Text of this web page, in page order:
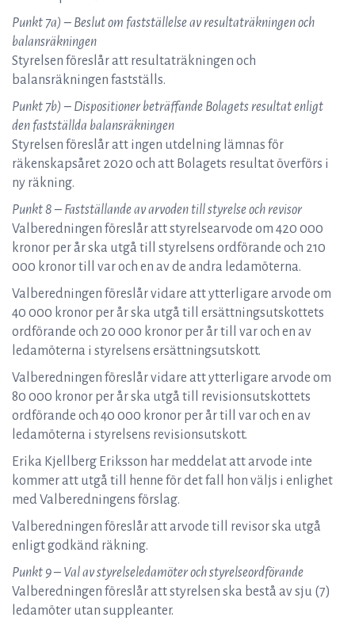
Punkt 7a) – Beslut om fastställelse av resultaträkningen och
balansräkningen
Styrelsen föreslår att resultaträkningen och
balansräkningen fastställs.
Punkt 7b) – Dispositioner beträffande Bolagets resultat enligt
den fastställda balansräkningen
Styrelsen föreslår att ingen utdelning lämnas för
räkenskapsåret 2020 och att Bolagets resultat överförs i
ny räkning.
Punkt 8 – Fastställande av arvoden till styrelse och revisor
Valberedningen föreslår att styrelsearvode om 420 000
kronor per år ska utgå till styrelsens ordförande och 210
000 kronor till var och en av de andra ledamöterna.
Valberedningen föreslår vidare att ytterligare arvode om
40 000 kronor per år ska utgå till ersättningsutskottets
ordförande och 20 000 kronor per år till var och en av
ledamöterna i styrelsens ersättningsutskott.
Valberedningen föreslår vidare att ytterligare arvode om
80 000 kronor per år ska utgå till revisionsutskottets
ordförande och 40 000 kronor per år till var och en av
ledamöterna i styrelsens revisionsutskott.
Erika Kjellberg Eriksson har meddelat att arvode inte
kommer att utgå till henne för det fall hon väljs i enlighet
med Valberedningens förslag.
Valberedningen föreslår att arvode till revisor ska utgå
enligt godkänd räkning.
Punkt 9 – Val av styrelseledamöter och styrelseordförande
Valberedningen föreslår att styrelsen ska bestå av sju (7)
ledamöter utan suppleanter.